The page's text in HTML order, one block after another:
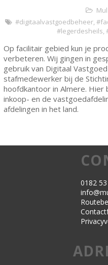
#digitaalvastgoedbeheer ,
#legerdesheils ,
Op facilitair gebied kun je
verbeteren. Wij gingen in
gebruik van Digitaal
stafmedewerker bij de
hoofdkantoor in Almere.
inkoop- en de
afdelingen in het land.
0182